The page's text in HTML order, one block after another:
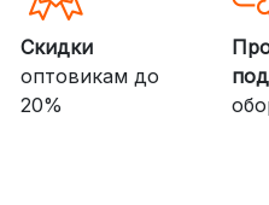
Скидки
оптовикам до
20%